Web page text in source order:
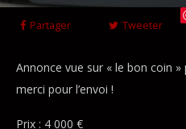
Partager Tweeter
Annonce vue sur « le bon coin
merci pour l’envoi !
Prix : 4 000 €